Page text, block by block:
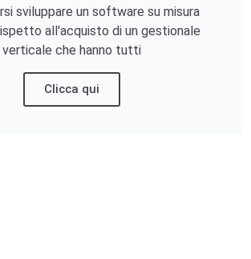
sviluppare un software su misura
all'acquisto di un gestionale
verticale che hanno tutti
Clicca qui